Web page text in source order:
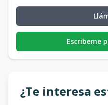
Escribeme
¿Te interesa